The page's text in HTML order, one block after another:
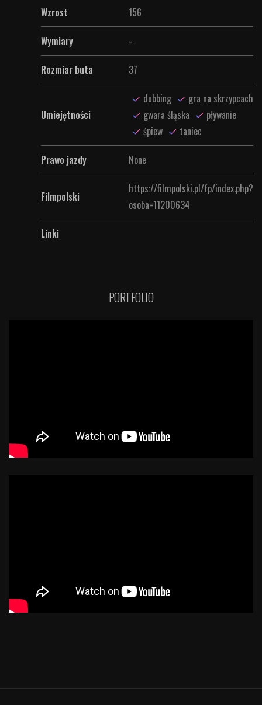
Wzrost 156
Wymiary -
Rozmiar buta 37
Umiejętności
dubbing
gra na skrzypcach
gwara śląska
pływanie
śpiew
taniec
Prawo jazdy None
Filmpolski
https://filmpolski.pl/fp/index.php?
osoba=11200634
Linki
PORTFOLIO